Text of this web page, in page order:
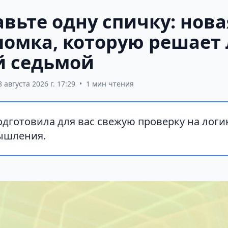
одну спичку:
которую
седьмой
августа 2026 г. 17:29 • 1 мин чтения
для вас свежую проверку на